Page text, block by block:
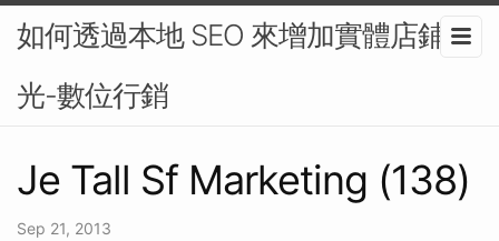
如何透過本地 SEO 來增加實體店鋪曝
光-數位行銷
Je Tall Sf Marketing (138)
Sep 21, 2013